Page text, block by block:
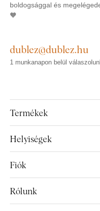
boldogsággal és
🧡
Termékek
Helyiségek
Fiók
Rólunk
dublez@dublez.hu
1 munkanapon belül